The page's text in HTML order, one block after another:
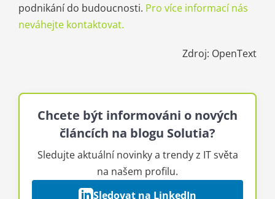
podnikání do budoucnosti. Pro více informací nás
neváhejte kontaktovat.
Zdroj: OpenText
Chcete být informováni o nových
článcích na blogu Solutia?
Sledujte aktuální novinky a trendy z IT světa
na našem profilu.
Sledovat na LinkedIn